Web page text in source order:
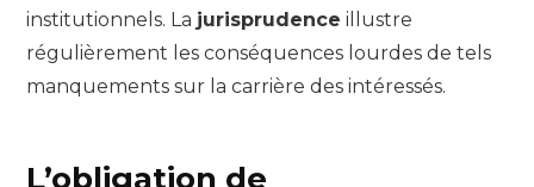
institutionnels. La jurisprudence illustre
régulièrement les conséquences lourdes de tels
manquements sur la carrière des intéressés.
L’obligation de